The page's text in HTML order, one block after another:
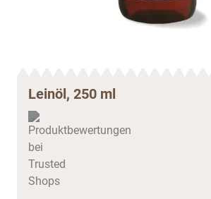
Leinöl, 250 ml